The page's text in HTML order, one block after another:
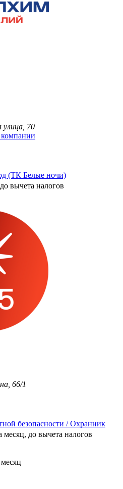
улица, 70
(ТК Белые ночи)
до вычета налогов
66/1
безопасности / Охранник
месяц, до вычета налогов